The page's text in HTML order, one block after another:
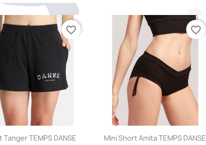
Aperçu rapide
Tanger TEMPS DANSE
favorite_border
Aperçu rapide
Mini Short Amita TEMPS DANSE
favorite_border